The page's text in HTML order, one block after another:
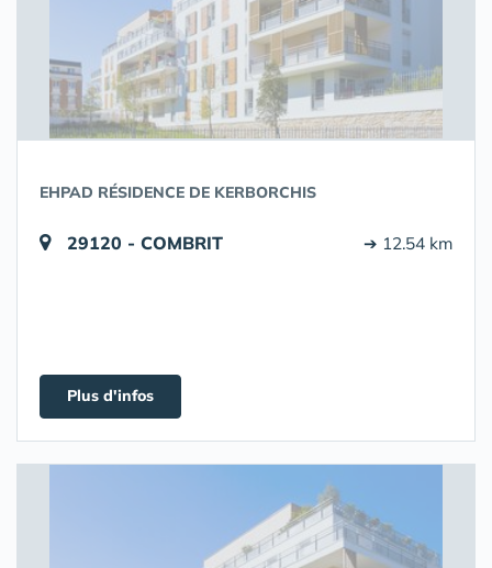
EHPAD RÉSIDENCE DE KERBORCHIS
29120 - COMBRIT ➔ 12.54 km
Plus d'infos